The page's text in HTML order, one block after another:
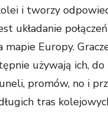
i tworzy
układanie
mapie Europy.
używają ich,
promów, no i
tras